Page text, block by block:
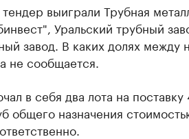
выиграли Трубная
Уральский трубный
завод. В каких долях между
не сообщается.
в себя два лота на
общего назначения